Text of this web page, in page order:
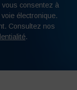
consentez à
électronique.
Consultez nos
.